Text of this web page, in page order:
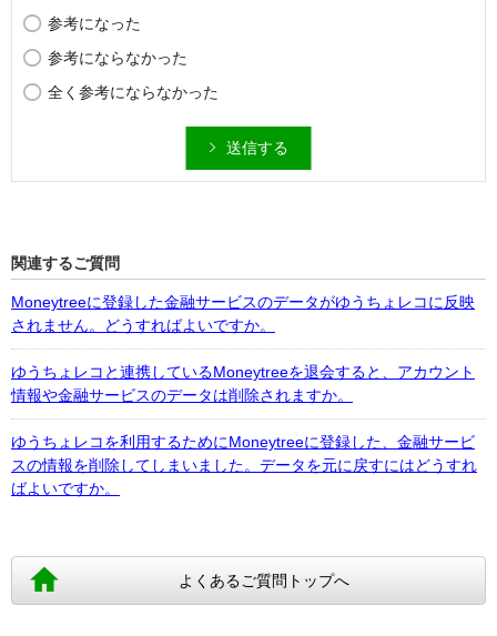
参考になった
参考にならなかった
全く参考にならなかった
送信する
関連するご質問
Moneytreeに登録した金融サービスのデータがゆうちょレコに反映
されません。どうすればよいですか。
ゆうちょレコと連携しているMoneytreeを退会すると、アカウント
情報や金融サービスのデータは削除されますか。
ゆうちょレコを利用するためにMoneytreeに登録した、金融サービ
スの情報を削除してしまいました。データを元に戻すにはどうすれ
ばよいですか。
よくあるご質問トップへ